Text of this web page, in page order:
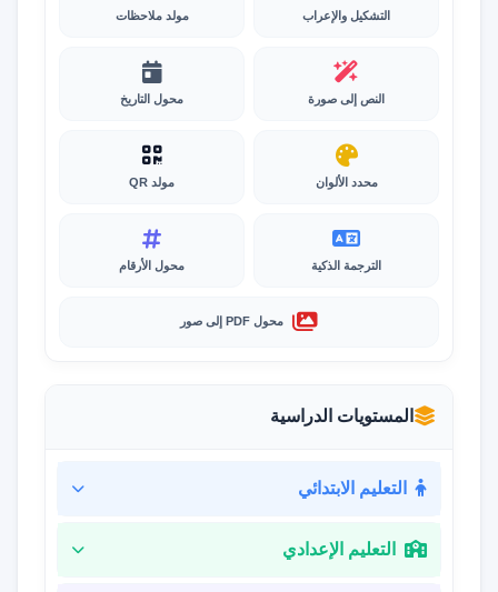
التشكيل والإعراب مولد ملاحظات
النص إلى صورة محول التاريخ
محدد الألوان مولد QR
الترجمة الذكية محول الأرقام
محول PDF إلى صور
المستويات الدراسية
التعليم الابتدائي
التعليم الإعدادي